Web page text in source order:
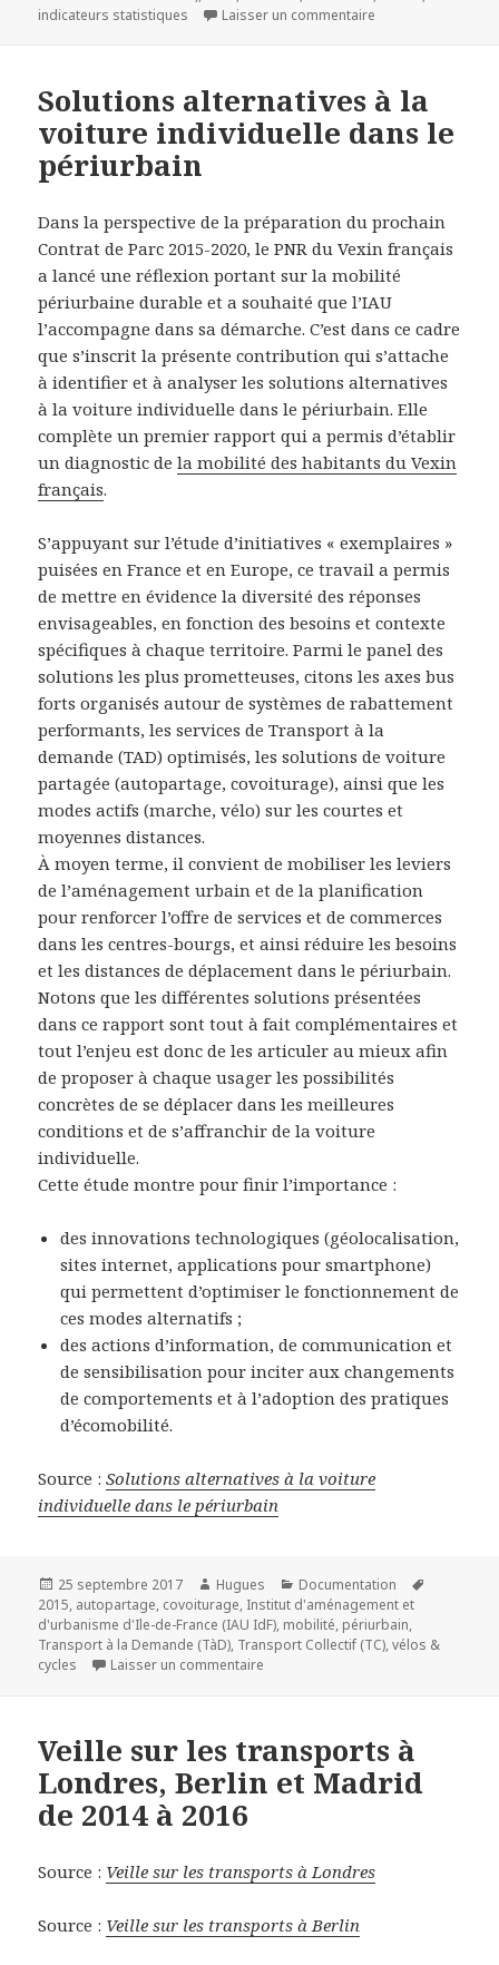
indicateurs statistiques
Laisser un commentaire
Solutions alternatives à la
voiture individuelle dans le
périurbain
Dans la perspective de la préparation du prochain
Contrat de Parc 2015-2020, le PNR du Vexin français
a lancé une réflexion portant sur la mobilité
périurbaine durable et a souhaité que l’IAU
l’accompagne dans sa démarche. C’est dans ce cadre
que s’inscrit la présente contribution qui s’attache
à identifier et à analyser les solutions alternatives
à la voiture individuelle dans le périurbain. Elle
complète un premier rapport qui a permis d’établir
un diagnostic dela mobilité des habitants du Vexin
français.
S’appuyant sur l’étude d’initiatives « exemplaires »
puisées en France et en Europe, ce travail a permis
de mettre en évidence la diversité des réponses
envisageables, en fonction des besoins et contexte
spécifiques à chaque territoire. Parmi le panel des
solutions les plus prometteuses, citons les axes bus
forts organisés autour de systèmes de rabattement
performants, les services de Transport à la
demande (TAD) optimisés, les solutions de voiture
partagée (autopartage, covoiturage), ainsi que les
modes actifs (marche, vélo) sur les courtes et
moyennes distances.
À moyen terme, il convient de mobiliser les leviers
de l’aménagement urbain et de la planification
pour renforcer l’offre de services et de commerces
dans les centres-bourgs, et ainsi réduire les besoins
et les distances de déplacement dans le périurbain.
Notons que les différentes solutions présentées
dans ce rapport sont tout à fait complémentaires et
tout l’enjeu est donc de les articuler au mieux afin
de proposer à chaque usager les possibilités
concrètes de se déplacer dans les meilleures
conditions et de s’affranchir de la voiture
individuelle.
Cette étude montre pour finir l’importance :
des innovations technologiques (géolocalisation,
sites internet, applications pour smartphone)
qui permettent d’optimiser le fonctionnement de
ces modes alternatifs ;
des actions d’information, de communication et
de sensibilisation pour inciter aux changements
de comportements et à l’adoption des pratiques
d’écomobilité.
Source :Solutions alternatives à la voiture
individuelle dans le périurbain
Publié
le
25 septembre 2017 Auteur
Hugues Catégories
Documentation
2015, autopartage, covoiturage, Institut d'aménagement et
d'urbanisme d'Ile-de-France (IAU IdF), mobilité, périurbain,
Transport à la Demande (TàD), Transport Collectif (TC),vélos &
cycles
Laisser un commentaire
Veille sur les transports à
Londres, Berlin et Madrid
de 2014 à 2016
Source : Veille sur les transports à Londres
Source : Veille sur les transports à Berlin